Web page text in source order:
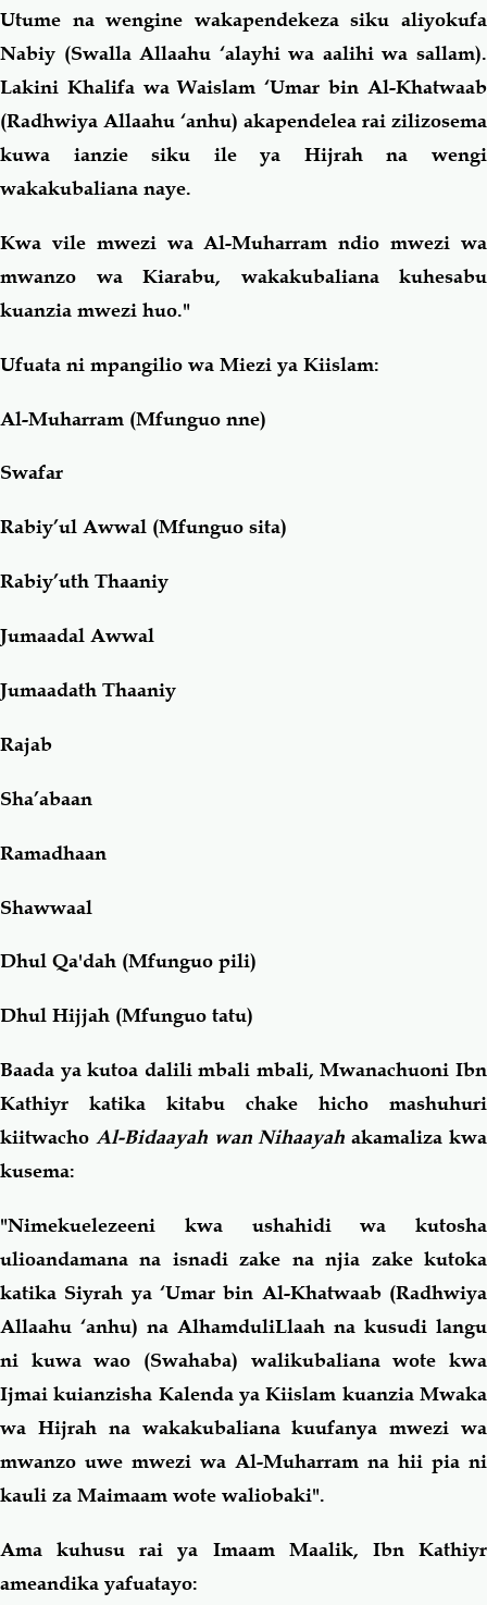
Utume na wengine wakapendekeza siku aliyokufa
Nabiy (Swalla Allaahu ‘alayhi wa aalihi wa sallam).
Lakini Khalifa wa Waislam ‘Umar bin Al-Khatwaab
(Radhwiya Allaahu ‘anhu) akapendelea rai zilizosema
kuwa ianzie siku ile ya Hijrah na wengi
wakakubaliana naye.
Kwa vile mwezi wa Al-Muharram ndio mwezi wa
mwanzo wa Kiarabu, wakakubaliana kuhesabu
kuanzia mwezi huo."
Ufuata ni mpangilio wa Miezi ya Kiislam:
Al-Muharram (Mfunguo nne)
Swafar
Rabiy’ul Awwal (Mfunguo sita)
Rabiy’uth Thaaniy
Jumaadal Awwal
Jumaadath Thaaniy
Rajab
Sha’abaan
Ramadhaan
Shawwaal
Dhul Qa'dah (Mfunguo pili)
Dhul Hijjah (Mfunguo tatu)
Baada ya kutoa dalili mbali mbali, Mwanachuoni Ibn
Kathiyr katika kitabu chake hicho mashuhuri
kiitwacho Al-Bidaayah wan Nihaayah akamaliza kwa
kusema:
"Nimekuelezeeni kwa ushahidi wa kutosha
ulioandamana na isnadi zake na njia zake kutoka
katika Siyrah ya ‘Umar bin Al-Khatwaab (Radhwiya
Allaahu ‘anhu) na AlhamduliLlaah na kusudi langu
ni kuwa wao (Swahaba) walikubaliana wote kwa
Ijmai kuianzisha Kalenda ya Kiislam kuanzia Mwaka
wa Hijrah na wakakubaliana kuufanya mwezi wa
mwanzo uwe mwezi wa Al-Muharram na hii pia ni
kauli za Maimaam wote waliobaki".
Ama kuhusu rai ya Imaam Maalik, Ibn Kathiyr
ameandika yafuatayo: